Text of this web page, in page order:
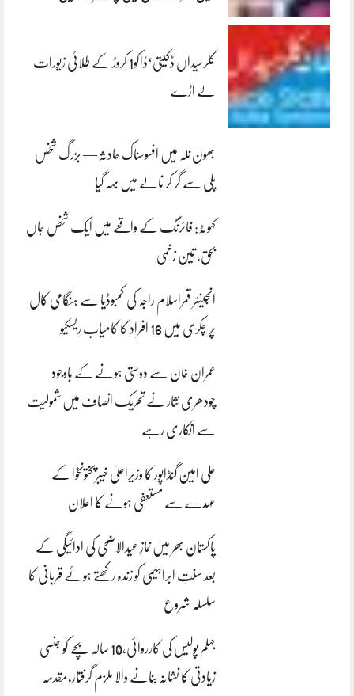
کلرسیداں ڈکیتی‘ڈاکو1 کروڑ کے طلائی زیورات
لے اڑے
بھون نلہ میں افسوسناک حادثہ — بزرگ شخص
پلی سے گر کر نالے میں بہہ گیا
کہوٹہ: فائرنگ کے واقعے میں ایک شخص جاں
بحق، تین زخمی
انجینئر قمراسلام راجہ کی کمبوڈیا سے ہنگامی کال
پر چکری میں 16 افراد کا کامیاب ریسکیو
عمران خان سے دوستی ہونے کے باوجود
چودھری نثار نے تحریک انصاف میں شمولیت
سے انکاری رہے
علی امین گنڈاپور کا وزیراعلیٰ خیبرپختونخوا کے
عہدے سے مستعفی ہونے کا اعلان
پاکستان بھر میں نمازِ عیدالاضحی کی ادائیگی کے
بعد سنتِ ابراہیمی کو زندہ رکھتے ہوئے قربانی کا
سلسلہ شروع
جہلم پولیس کی کارروائی،10 سالہ بچے کو جنسی
زیادتی کا نشانہ بنانے والا ملزم گرفتار،مقدمہ